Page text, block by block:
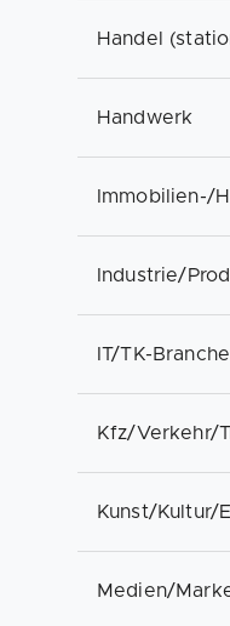
Handel
Handwerk
Immobilien-/
Industrie/
IT/TK-Branche
Kfz/Verkehr/
Kunst/Kultur/
Medien/